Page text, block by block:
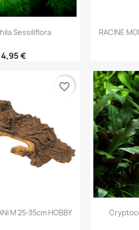
rapide
Sessiliflora
4,95 €

RACINE
rapide
M 25-35cm HOBBY
favorite_border
